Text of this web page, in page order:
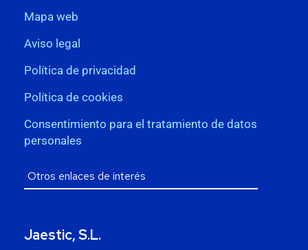
Mapa web
Aviso legal
Política de privacidad
Política de cookies
Consentimiento para el tratamiento de datos
personales
Jaestic, S.L.